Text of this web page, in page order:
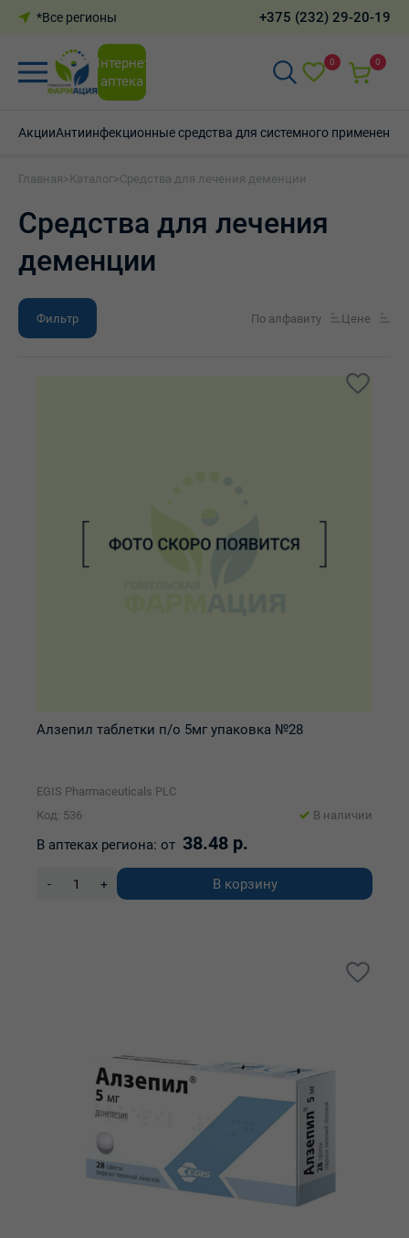
*Все регионы +375 (232) 29-20-19
Интернет-
аптека
0 0
АкцииАнтиинфекционные средства для системного применения
Главная >Каталог>Средства для лечения деменции
Средства для лечения
деменции
Фильтр По алфавиту Цене
Алзепил таблетки п/о 5мг упаковка №28
EGIS Pharmaceuticals PLC
Код: 536
В наличии
В аптеках региона: от 38.48 р.
- + В корзину